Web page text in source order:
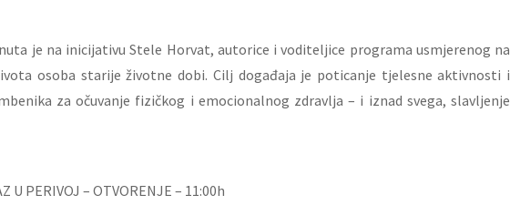
je na inicijativu Stele Horvat, autorice i voditeljice programa usmjerenog na
osoba starije životne dobi. Cilj događaja je poticanje tjelesne aktivnosti i
za očuvanje fizičkog i emocionalnog zdravlja – i iznad svega, slavljenje
U PERIVOJ – OTVORENJE – 11:00h